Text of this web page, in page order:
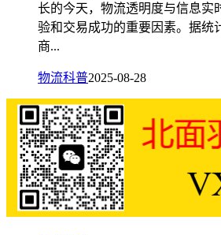
长的今天，物流透明度与信息实
验和交易成功的重要因素。据统
商...
物流科普2025-08-28